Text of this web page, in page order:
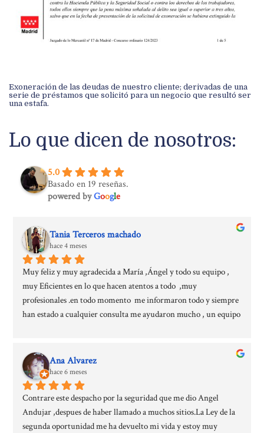
Exoneración de las deudas de nuestro cliente; derivadas de una
serie de préstamos que solicitó para un negocio que resultó ser
una estafa.
Lo que dicen de nosotros:
5.0
Basado en 19 reseñas.
powered byGoogle
Tania Terceros machado
hace 4 meses
Muy feliz y muy agradecida a María ,Ángel y todo su equipo ,
muy Eficientes en lo que hacen atentos a todo  ,muy
profesionales .en todo momento  me informaron todo y siempre
han estado a cualquier consulta me ayudaron mucho , un equipo
.
Ana Alvarez
hace 6 meses
Contrare este despacho por la seguridad que me dio Angel
Andujar ,despues de haber llamado a muchos sitios.La Ley de la
segunda oportunidad me ha devuelto mi vida y estoy muy